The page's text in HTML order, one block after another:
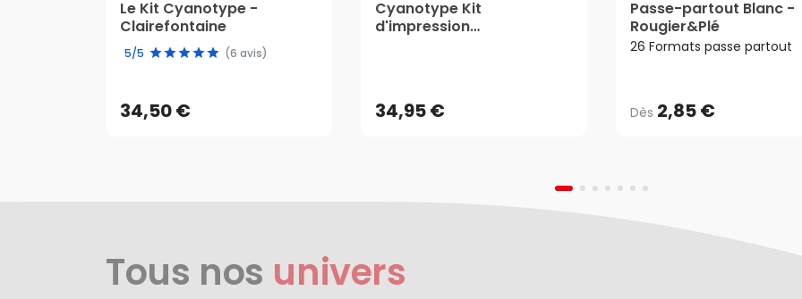
Le Kit Cyanotype -
Clairefontaine
5/5 (6 avis)
34,50 €
34,50 €
AJOUTER AU PANIER
Cyanotype Kit
d'impression
34,95 €AJOUTER AU PANIER
Passe-partout Blanc -
Rougier&Plé
26 Formats passe partout
Dès 2,85 €
Dès2,85 €
Tous nos univers